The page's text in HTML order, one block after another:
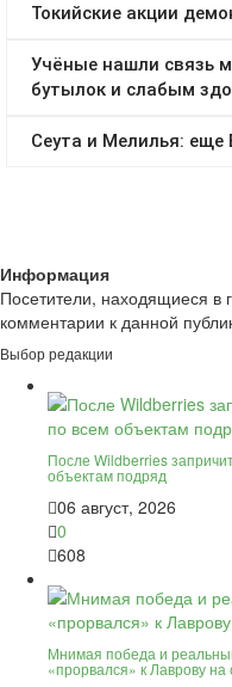
Информация
Посетители, находящиеся в
комментарии к данной
Выбор редакции
После Wildberries
объектам подряд
06 август, 2026
0
608
Мнимая победа и
«прорвался» к Лаврову